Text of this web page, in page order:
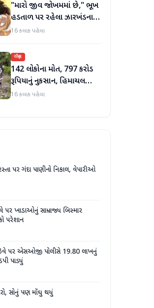
"મારો જીવ જોખમમાં છે," ભૂખ
હડતાળ પર રહેલા ઝારખંડના
વિદ્યાર્થી નેતા દેવેન્દ્ર નાથ
16 કલાક પહેલા
રાષ્ટ્રીય
142 લોકોના મોત, 797 કરોડ
રૂપિયાનું નુકસાન, હિમાચલ
પ્રદેશમાં ભારે ચોમાસાનો સામનો
16 કલાક પહેલા
પર ગંદા પાણીનો નિકાલ, વેપારીઓ
પર ખાડાઓનું સામ્રાજ્ય બિસ્માર
પરેશાન
પર એસઓજી પોલીસે 19.80 લાખનું
પાડ્યું
સોનું પણ મોંઘુ થયું